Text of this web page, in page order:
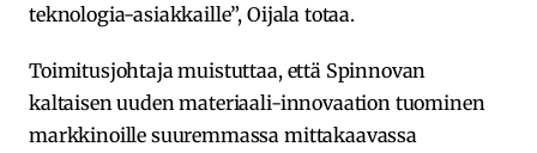
teknologia-asiakkaille”, Oijala totaa.
Toimitusjohtaja muistuttaa, että Spinnovan
kaltaisen uuden materiaali-innovaation tuominen
markkinoille suuremmassa mittakaavassa